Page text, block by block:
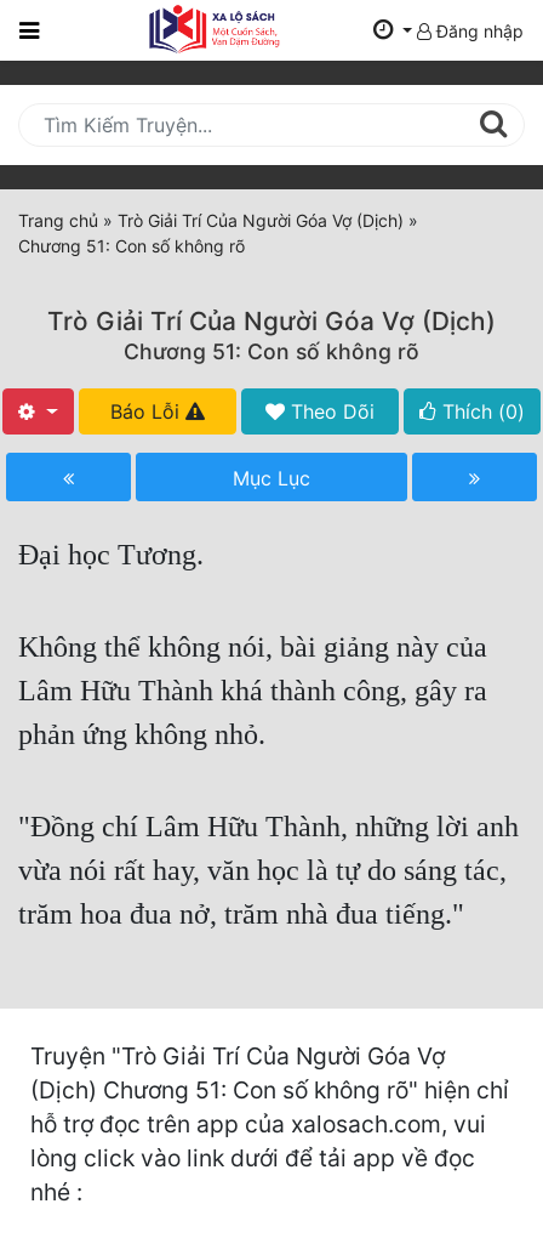
Trang
Mới
Cập
Nhật
(current)
Thể Loại
Tất Cả
Hoàn Thành
Truyện Convert
Truyện Dịch
Truyện ngắn
Xa Lộ Dịch
Cạnh Kỹ
Cổ Tiên Hiệp
Cổ Đại
Du Hí
Dã Sử
Đăng nhập
Trang chủ » Trò Giải Trí Của Người Góa Vợ (Dịch) »
Chương 51: Con số không rõ
Trò Giải Trí Của Người Góa Vợ (Dịch)
Chương 51: Con số không rõ
Báo Lỗi Theo Dõi Thích (0)
Mục Lục
Đại học Tương.
Không thể không nói, bài giảng này của
Lâm Hữu Thành khá thành công, gây ra
phản ứng không nhỏ.
"Đồng chí Lâm Hữu Thành, những lời anh
vừa nói rất hay, văn học là tự do sáng tác,
trăm hoa đua nở, trăm nhà đua tiếng."
Truyện "Trò Giải Trí Của Người Góa Vợ
(Dịch) Chương 51: Con số không rõ" hiện chỉ
hỗ trợ đọc trên app của xalosach.com, vui
lòng click vào link dưới để tải app về đọc
nhé :